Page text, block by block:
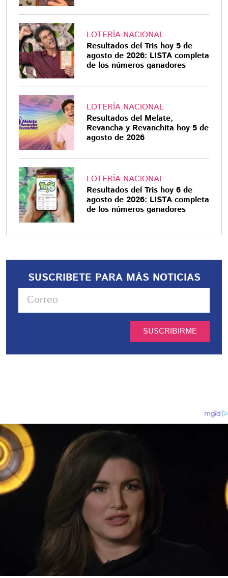
LOTERÍA NACIONAL
Resultados del Tris hoy 5 de
agosto de 2026: LISTA completa
de los números ganadores
LOTERÍA NACIONAL
Resultados del Melate,
Revancha y Revanchita hoy 5 de
agosto de 2026
LOTERÍA NACIONAL
Resultados del Tris hoy 6 de
agosto de 2026: LISTA completa
de los números ganadores
SUSCRIBETE PARA MÁS NOTICIAS
SUSCRIBIRME